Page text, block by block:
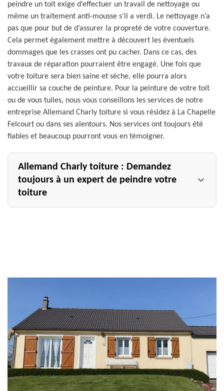
peindre un toit exige d’effectuer un travail de nettoyage ou
même un traitement anti-mousse s’il a verdi. Le nettoyage n’a
pas que pour but de d’assurer la propreté de votre couverture.
Cela permet également mettre à découvert les éventuels
dommages que les crasses ont pu cacher. Dans ce cas, des
travaux de réparation pourraient être engagé. Une fois que
votre toiture sera bien saine et sèche, elle pourra alors
accueillir sa couche de peinture. Pour la peinture de votre toit
ou de vous tuiles, nous vous conseillons les services de notre
entreprise Allemand Charly toiture si vous résidez à La Chapelle
Felcourt ou dans ses alentours. Nos services ont toujours été
fiables et beaucoup pourront vous en témoigner.
Allemand Charly toiture : Demandez
toujours à un expert de peindre votre
toiture
et il faut vraiment s’appliquer pour obtenir un résultat
uniforme. Enfin, il faut savoir que la mise en peinture
d’un toit est toujours précédée d’un travail de nettoyage
ou de démoussage, ce qui demande encore plus de
savoir-faire et du temps. Le mieux est donc d’éviter de
faire vous-même ces travaux et de contacter des experts.
Notre entreprise Allemand Charly toiture est l’un des
prestataires les plus fiables de La Chapelle Felcourt et